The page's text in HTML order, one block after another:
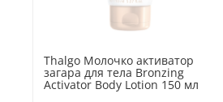
Thalgo Молочко активатор
загара для тела Bronzing
Activator Body Lotion 150 мл